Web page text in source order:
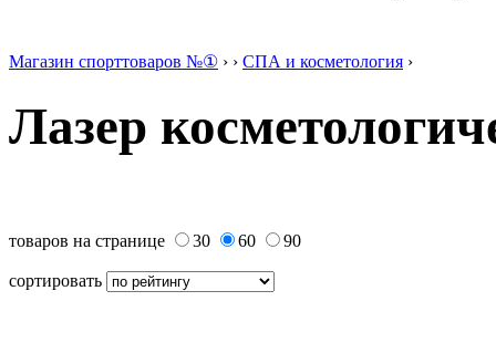
Магазин спорттоваров №① › › СПА и косметология ›
Лазер
товаров на странице 30 60 90
сортировать